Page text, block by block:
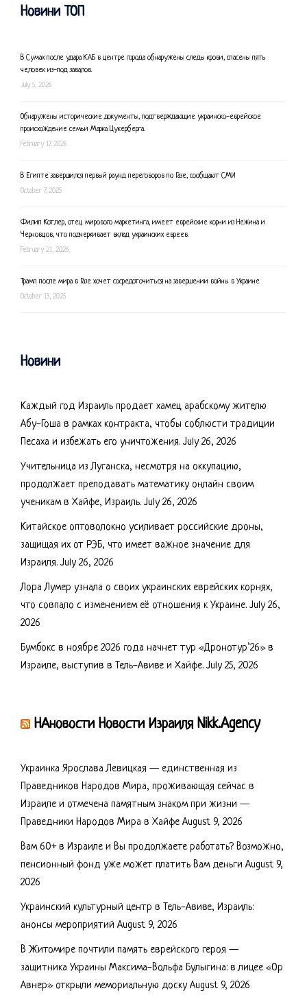
Новини ТОП
В Сумах после удара КАБ в центре города обнаружены следы крови, спасены пять
человек из-под завалов.
July 5, 2026
Обнаружены исторические документы, подтверждающие украинско-еврейское
происхождение семьи Марка Цукерберга.
February 17, 2026
В Египте завершился первый раунд переговоров по Газе, сообщают СМИ
October 7, 2025
Филип Котлер, отец мирового маркетинга, имеет еврейские корни из Нежина и
Черновцов, что подчеркивает вклад украинских евреев.
February 21, 2026
Трамп после мира в Газе хочет сосредоточиться на завершении войны в Украине
October 13, 2025
Новини
Каждый год Израиль продает хамец арабскому жителю
Абу-Гоша в рамках контракта, чтобы соблюсти традиции
Песаха и избежать его уничтожения. July 26, 2026
Учительница из Луганска, несмотря на оккупацию,
продолжает преподавать математику онлайн своим
ученикам в Хайфе, Израиль. July 26, 2026
Китайское оптоволокно усиливает российские дроны,
защищая их от РЭБ, что имеет важное значение для
Израиля. July 26, 2026
Лора Лумер узнала о своих украинских еврейских корнях,
что совпало с изменением её отношения к Украине. July 26,
2026
Бумбокс в ноябре 2026 года начнет тур «Дронотур’26» в
Израиле, выступив в Тель-Авиве и Хайфе. July 25, 2026
НАновости Новости Израиля Nikk.Agency
Украинка Ярослава Левицкая — единственная из
Праведников Народов Мира, проживающая сейчас в
Израиле и отмечена памятным знаком при жизни —
Праведники Народов Мира в Хайфе August 9, 2026
Вам 60+ в Израиле и Вы продолжаете работать? Возможно,
пенсионный фонд уже может платить Вам деньги August 9,
2026
Украинский культурный центр в Тель-Авиве, Израиль:
анонсы мероприятий August 9, 2026
В Житомире почтили память еврейского героя —
защитника Украины Максима-Вольфа Булыгина: в лицее «Ор
Авнер» открыли мемориальную доску August 9, 2026